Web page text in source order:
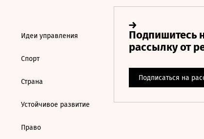
Идеи управления
Спорт
Страна
Устойчивое развитие
Право